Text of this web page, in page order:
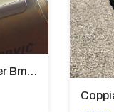
Supporti Per Borse Laterali Per Bmw Hp2 Megamoto 2007 - 2008 TRASPARENTE - Sb02-T